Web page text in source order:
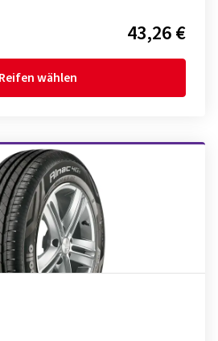
43,26 €
Reifen wählen